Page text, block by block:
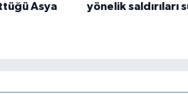
Asya
yönelik saldırıları